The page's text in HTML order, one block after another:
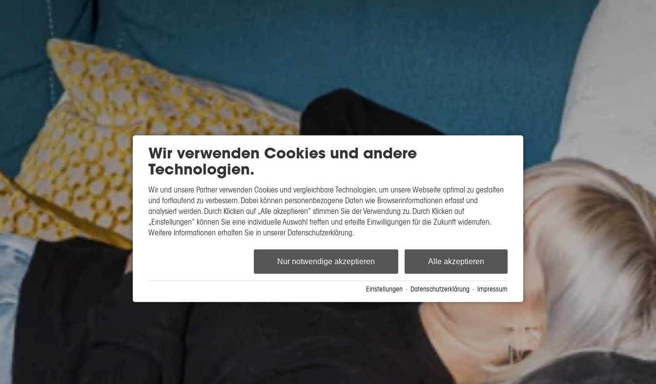
Wir verwenden Cookies und andere
Technologien.
Wir und unsere Partner verwenden Cookies und vergleichbare Technologien, um unsere Webseite optimal zu gestalten
und fortlaufend zu verbessern. Dabei können personenbezogene Daten wie Browserinformationen erfasst und
analysiert werden. Durch Klicken auf „Alle akzeptieren“ stimmen Sie der Verwendung zu. Durch Klicken auf
„Einstellungen“ können Sie eine individuelle Auswahl treffen und erteilte Einwilligungen für die Zukunft widerrufen.
Weitere Informationen erhalten Sie in unserer Datenschutzerklärung.
Alle akzeptieren
Nur notwendige akzeptieren
Einstellungen · Datenschutzerklärung · Impressum